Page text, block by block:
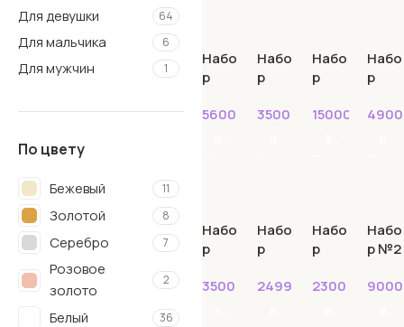
Для девушки 64
Для мальчика 6
Для мужчин 1
По цвету
Бежевый 11
Золотой 8
Серебро 7
Розовое
золото
2
Белый 36
Набо
р
9
5600
Набо
р
3500
Набо
р
15000
Набо
р
Набо
р
8
3500
Набо
р
2499
Набо
р
6
2300
Набо
р №2